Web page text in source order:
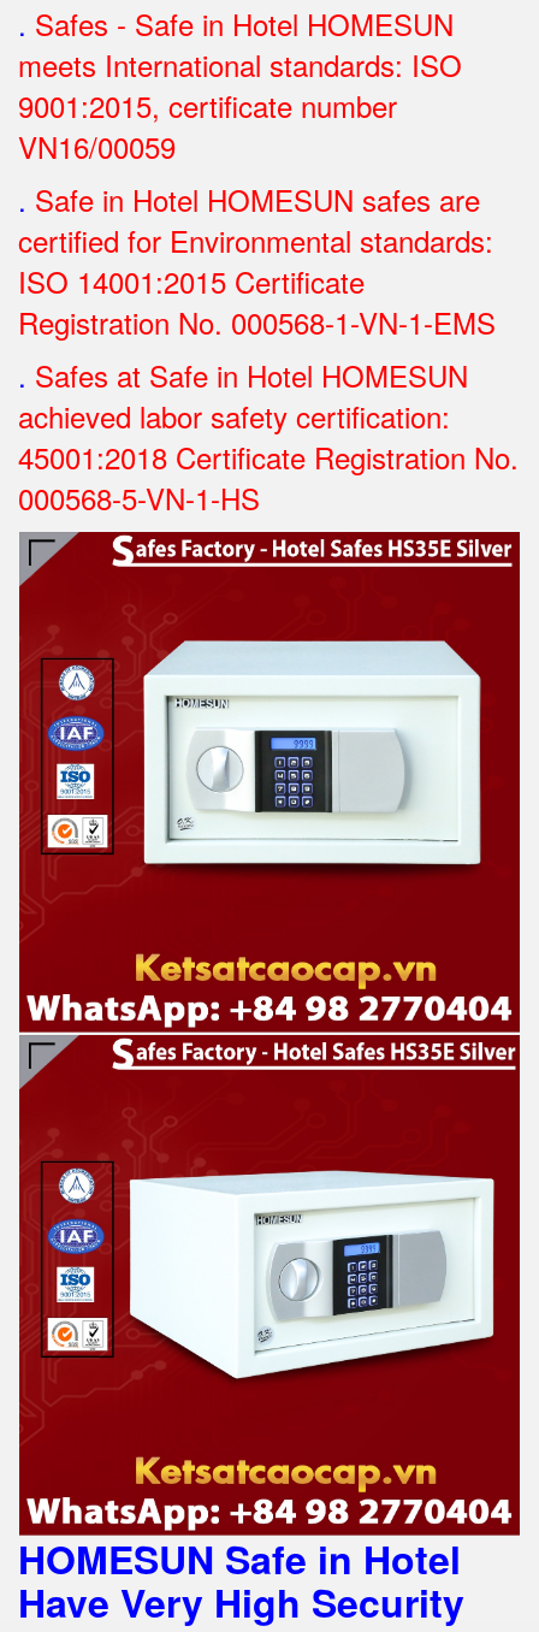
. Safes - Safe in Hotel HOMESUN
meets International standards: ISO
9001:2015, certificate number
VN16/00059
. Safe in Hotel HOMESUN safes are
certified for Environmental standards:
ISO 14001:2015 Certificate
Registration No. 000568-1-VN-1-EMS
. Safes at Safe in Hotel HOMESUN
achieved labor safety certification:
45001:2018 Certificate Registration No.
000568-5-VN-1-HS
HOMESUN Safe in Hotel
Have Very High Security